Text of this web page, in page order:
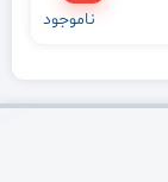
ناموجود